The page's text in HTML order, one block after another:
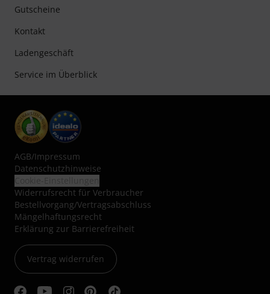
Gutscheine
Kontakt
Ladengeschäft
Service im Überblick
AGB/Impressum
Datenschutzhinweise
Widerrufsrecht für Verbraucher
Bestellvorgang/Vertragsabschluss
Mängelhaftungsrecht
Erklärung zur Barrierefreiheit
Vertrag widerrufen